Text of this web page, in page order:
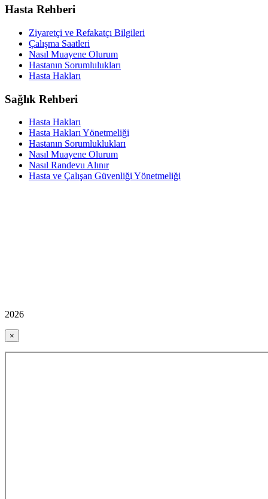
Hasta Rehberi
Ziyaretçi ve Refakatçı Bilgileri
Çalışma Saatleri
Nasıl Muayene Olurum
Hastanın Sorumlulukları
Hasta Hakları
Sağlık Rehberi
Hasta Hakları
Hasta Hakları Yönetmeliği
Hastanın Sorumluklukları
Nasıl Muayene Olurum
Nasıl Randevu Alınır
Hasta ve Çalışan Güvenliği Yönetmeliği
2026
×